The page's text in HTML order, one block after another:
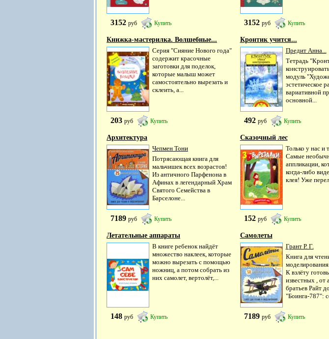
3152 руб Купить 3152 руб Купить
Книжка-мастерилка. Волшебные...
Серия "Сияние Нового года"
содержит красочные
заготовки для поделок,
которые малыш может
самостоятельно вырезать и
склеить, а...
203 руб Купить
Кронтик учится...
Предит Анна...
Тетрадь
модуль
эстетическое
вариативной
основной...
492 руб Купить
Архитектура
Чепмен Тони
Потрясающая книга для
мальчишек всех возрастов!
Из античного Парфенона в
Афинах в легендарный Храм
Святого Семейства в
Барселоне...
7189 руб Купить
Сказочный лес
Только у нас и
Самые
аппликации,
когда-либо
клея! Уже
152 руб Купить
Летательные аппараты
В книге ребенок найдёт
множество наклеек, которые
можно вырезать с помощью
ножниц, а потом собрать из
них самолет, вертолёт,...
148 руб Купить
Самолеты
Грант Р. Г.
Книга для
К взлёту
известных , от
братьев Райт до
"Боинга-787":
7189 руб Купить